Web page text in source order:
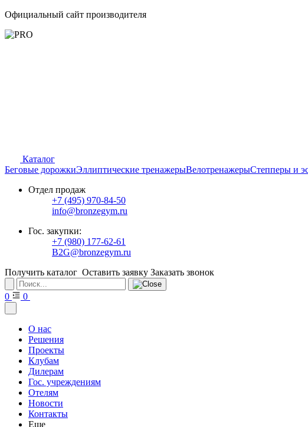
Официальный сайт производителя
Каталог
Беговые дорожкиЭллиптические тренажерыВелотренажерыСтепперы и
Отдел продаж
+7 (495) 970-84-50
info@bronzegym.ru
Гос. закупки:
+7 (980) 177-62-61
B2G@bronzegym.ru
Получить каталог Оставить заявку Заказать звонок
0 0
О нас
Решения
Проекты
Клубам
Дилерам
Гос. учреждениям
Отелям
Новости
Контакты
Еще